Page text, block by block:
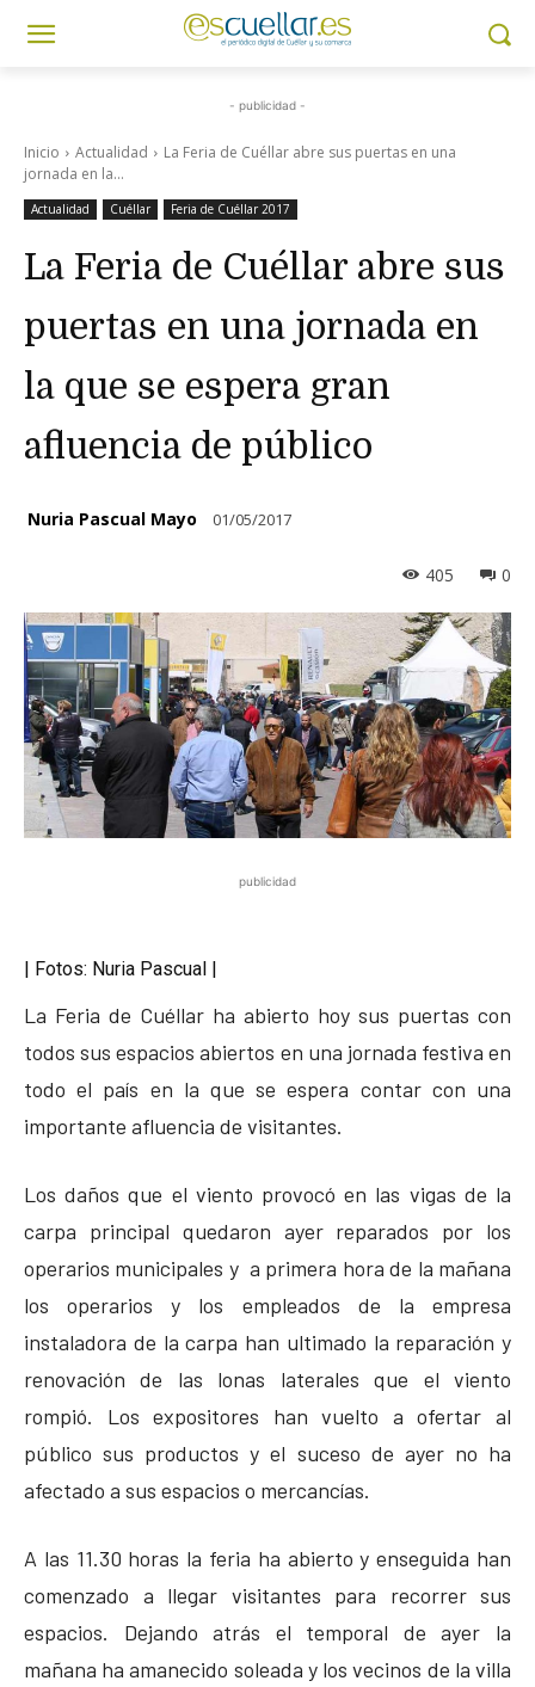
- publicidad -
Inicio Actualidad
La Feria de Cuéllar abre sus puertas en una
jornada en la...
Actualidad Cuéllar Feria de Cuéllar 2017
La Feria de Cuéllar abre sus
puertas en una jornada en
la que se espera gran
afluencia de público
Nuria Pascual Mayo 01/05/2017
0
405
publicidad
| Fotos: Nuria Pascual |
La Feria de Cuéllar ha abierto hoy sus puertas con
todos sus espacios abiertos en una jornada festiva en
todo el país en la que se espera contar con una
importante afluencia de visitantes.
Los daños que el viento provocó en las vigas de la
carpa principal quedaron ayer reparados por los
operarios municipales y a primera hora de la mañana
los operarios y los empleados de la empresa
instaladora de la carpa han ultimado la reparación y
renovación de las lonas laterales que el viento
rompió. Los expositores han vuelto a ofertar al
público sus productos y el suceso de ayer no ha
afectado a sus espacios o mercancías.
A las 11.30 horas la feria ha abierto y enseguida han
comenzado a llegar visitantes para recorrer sus
espacios. Dejando atrás el temporal de ayer la
mañana ha amanecido soleada y los vecinos de la villa